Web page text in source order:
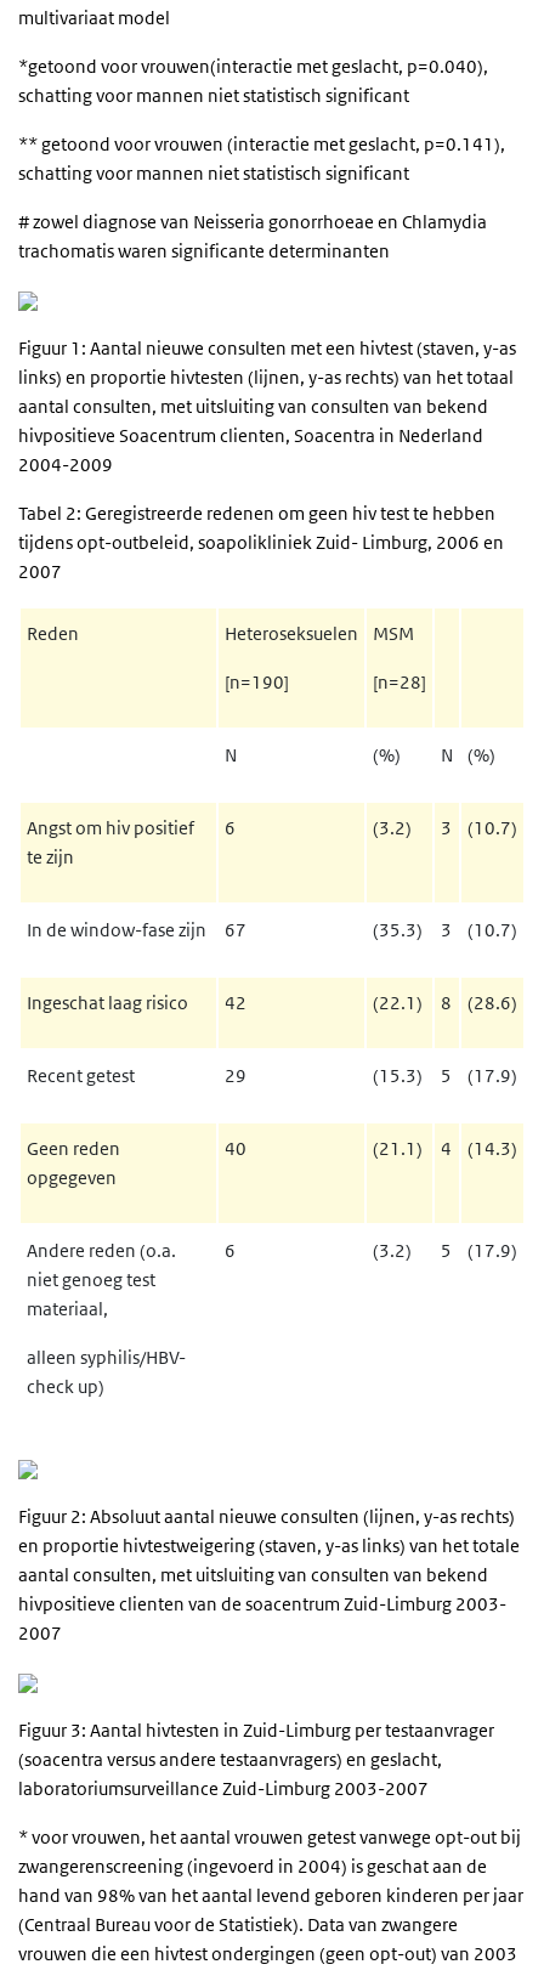
multivariaat model
*getoond voor vrouwen(interactie met geslacht, p=0.040),
schatting voor mannen niet statistisch significant
** getoond voor vrouwen (interactie met geslacht, p=0.141),
schatting voor mannen niet statistisch significant
# zowel diagnose van Neisseria gonorrhoeae en Chlamydia
trachomatis waren significante determinanten
Figuur 1: Aantal nieuwe consulten met een hivtest (staven, y-as
links) en proportie hivtesten (lijnen, y-as rechts) van het totaal
aantal consulten, met uitsluiting van consulten van bekend
hivpositieve Soacentrum clienten, Soacentra in Nederland
2004-2009
Tabel 2: Geregistreerde redenen om geen hiv test te hebben
tijdens opt-outbeleid, soapolikliniek Zuid- Limburg, 2006 en
2007
Reden Heteroseksuelen
[n=190]
MSM
[n=28]
N (%) N (%)
Angst om hiv positief
te zijn
6 (3.2) 3 (10.7)
In de window-fase zijn 67 (35.3) 3 (10.7)
Ingeschat laag risico 42 (22.1) 8 (28.6)
Recent getest 29 (15.3) 5 (17.9)
Geen reden
opgegeven
40 (21.1) 4 (14.3)
Andere reden (o.a.
niet genoeg test
materiaal,
alleen syphilis/HBV-
check up)
6 (3.2) 5 (17.9)
Figuur 2: Absoluut aantal nieuwe consulten (lijnen, y-as rechts)
en proportie hivtestweigering (staven, y-as links) van het totale
aantal consulten, met uitsluiting van consulten van bekend
hivpositieve clienten van de soacentrum Zuid-Limburg 2003-
2007
Figuur 3: Aantal hivtesten in Zuid-Limburg per testaanvrager
(soacentra versus andere testaanvragers) en geslacht,
laboratoriumsurveillance Zuid-Limburg 2003-2007
* voor vrouwen, het aantal vrouwen getest vanwege opt-out bij
zwangerenscreening (ingevoerd in 2004) is geschat aan de
hand van 98% van het aantal levend geboren kinderen per jaar
(Centraal Bureau voor de Statistiek). Data van zwangere
vrouwen die een hivtest ondergingen (geen opt-out) van 2003